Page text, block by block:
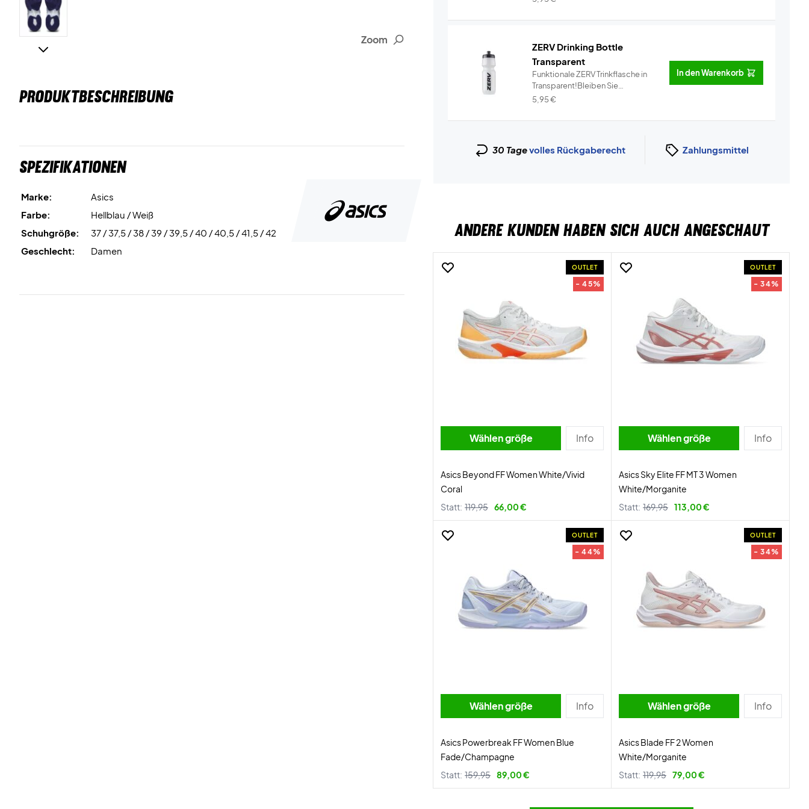
Zoom
PRODUKTBESCHREIBUNG
Spezifikationen
Marke:
Asics
Farbe:
Hellblau / Weiß
Schuhgröße:
37 / 37,5 / 38 / 39 / 39,5 / 40 / 40,5 / 41,5 / 42
Geschlecht:
Damen
ZERV Drinking Bottle
Transparent
Funktionale ZERV Trinkflasche in
Transparent!Bleiben Sie
hydratisi...
5,95€
In den Warenkorb
30 Tagevolles Rückgaberecht Zahlungsmittel
ANDERE KUNDEN HABEN SICH AUCH ANGESCHAUT
OUTLET
- 45%
Wählen größe Info
Asics Beyond FF Women White/Vivid
Coral
Statt: 119,95 66,00 €
OUTLET
- 34%
Wählen größe Info
Asics Sky Elite FF MT 3 Women
White/Morganite
Statt: 169,95 113,00 €
OUTLET
- 44%
Wählen größe Info
Asics Powerbreak FF Women Blue
Fade/Champagne
Statt: 159,95 89,00 €
OUTLET
- 34%
Wählen größe Info
Asics Blade FF 2 Women
White/Morganite
Statt: 119,95 79,00 €